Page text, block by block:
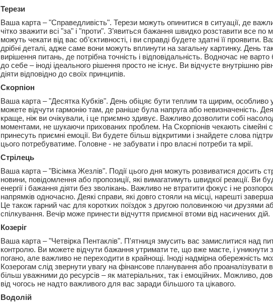
Терези
Ваша карта – "Справедливість". Терези можуть опинитися в ситуації, де
чітко зважити всі "за" і "проти". З’явиться бажання швидко розставити все по
можуть чекати від вас об’єктивності, і ви справді будете здатні її проявити.
дрібні деталі, адже саме вони можуть вплинути на загальну картинку. День
вирішення питань, де потрібна точність і відповідальність. Водночас не
до себе – іноді ідеального рішення просто не існує. Ви відчуєте внутрішню
діяти відповідно до своїх принципів.
Скорпіон
Ваша карта – "Десятка Кубків". День обіцяє бути теплим та щирим, особливо
можете відчути гармонію там, де раніше була напруга або невизначеність.
краще, ніж ви очікували, і це приємно здивує. Важливо дозволити собі
моментами, не шукаючи прихованих проблем. На Скорпіонів чекають сімейні
принесуть приємні емоції. Ви будете більш відкритими і знайдете слова
цього потребуватиме. Головне - не забувати і про власні потреби та мрії.
Стрілець
Ваша карта – "Вісімка Жезлів". Події цього дня можуть розвиватися досить
новини, повідомлення або пропозиції, які вимагатимуть швидкої реакції. Ви
енергії і бажання діяти без зволікань. Важливо не втратити фокус і не
напрямків одночасно. Деякі справи, які довго стояли на місці, нарешті
Це також гарний час для коротких поїздок з другою половинкою чи друзями
спілкування. Вечір може принести відчуття приємної втоми від насичених дій.
Козеріг
Ваша карта – "Четвірка Пентаклів". П'ятниця змусить вас замислитися над
контролю. Ви можете відчути бажання утримати те, що вже маєте, і уникнути
погано, але важливо не переходити в крайнощі. Іноді надмірна обережність
Козерогам слід звернути увагу на фінансове планування або проаналізувати
більш уважними до ресурсів – як матеріальних, так і емоційних. Можливо,
від чогось не надто важливого для вас заради більшого та цікавого.
Водолій